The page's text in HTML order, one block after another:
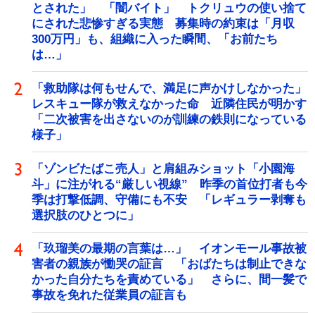
とされた」 「闇バイト」 トクリュウの使い捨て
にされた悲惨すぎる実態 募集時の約束は「月収
300万円」も、組織に入った瞬間、「お前たち
は…」
「救助隊は何もせんで、満足に声かけしなかった」
レスキュー隊が救えなかった命 近隣住民が明かす
「二次被害を出さないのが訓練の鉄則になっている
様子」
「ゾンビたばこ売人」と肩組みショット「小園海
斗」に注がれる“厳しい視線” 昨季の首位打者も今
季は打撃低調、守備にも不安 「レギュラー剥奪も
選択肢のひとつに」
「玖瑠美の最期の言葉は…」 イオンモール事故被
害者の親族が慟哭の証言 「おばたちは制止できな
かった自分たちを責めている」 さらに、間一髪で
事故を免れた従業員の証言も